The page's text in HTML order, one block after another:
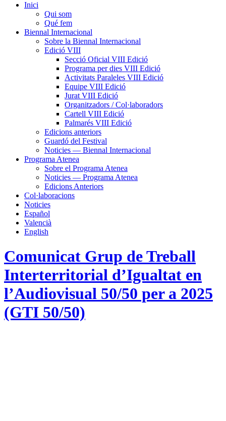
Inici
Qui som
Qué fem
Biennal Internacional
Sobre la Biennal Internacional
Edició VIII
Secció Oficial VIII Edició
Programa per dies VIII Edició
Activitats Paraleles VIII Edició
Equipe VIII Edició
Jurat VIII Edició
Organitzadors / Col·laboradors
Cartell VIII Edició
Palmarés VIII Edició
Edicions anteriors
Guardó del Festival
Noticies — Biennal Internacional
Programa Atenea
Sobre el Programa Atenea
Noticies — Programa Atenea
Edicions Anteriors
Col·laboracions
Noticies
Español
Valencià
English
Comunicat Grup de Treball
Interterritorial d’Igualtat en
l’Audiovisual 50/50 per a 2025
(GTI 50/50)